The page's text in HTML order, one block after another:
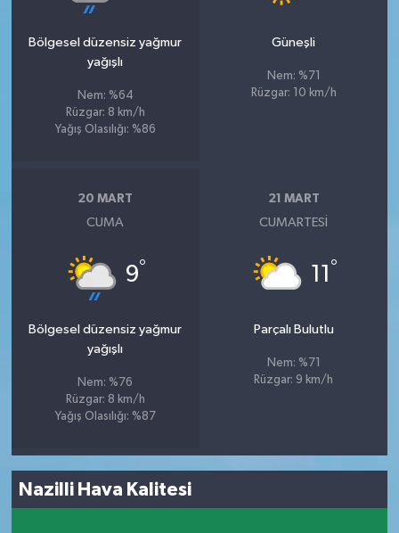
Bölgesel düzensiz yağmur
yağışlı
Nem: %64
Rüzgar: 8 km/h
Yağış Olasılığı: %86
Güneşli
Nem: %71
Rüzgar: 10 km/h
20 MART
CUMA
9°
Bölgesel düzensiz yağmur
yağışlı
Nem: %76
Rüzgar: 8 km/h
Yağış Olasılığı: %87
21 MART
CUMARTESI
11 °
Parçalı Bulutlu
Nem: %71
Rüzgar: 9 km/h
Nazilli Hava Kalitesi